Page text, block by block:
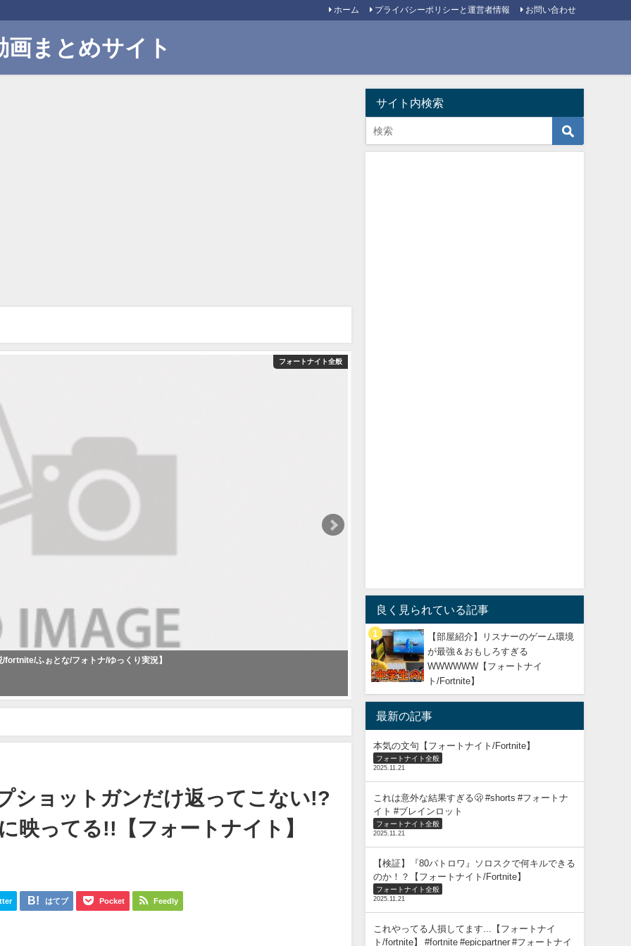
ホーム プライバシーポリシーと運営者情報 お問い合わせ
まとめサイト
フォートナイト全般
ふぉとな/フォトナ/ゆっくり実況】 ウィーク12完全攻略 / クリア方法まとめ【フォートナイト】
2023年6月2日
プショットガンだけ返ってこない!? 謎のエイリアンがティザーに映ってる!!【フォートナイト】
ショットガンだけ返ってこない!?
映ってる!!【フォートナイト】
はてブ Pocket Feedly
サイト内検索
良く見られている記事
【部屋紹介】リスナーのゲーム環境
が最強＆おもしろすぎる
WWWWWW【フォートナイ
ト/Fortnite】
最新の記事
本気の文句【フォートナイト/Fortnite】
フォートナイト全般
2025.11.21
これは意外な結果すぎる🫢 #shorts #フォートナ
イト #ブレインロット
フォートナイト全般
2025.11.21
【検証】『80バトロワ』ソロスクで何キルできる
のか！？【フォートナイト/Fortnite】
フォートナイト全般
2025.11.21
これやってる人損してます...【フォートナイ
ト/fortnite】 #fortnite #epicpartner #フォートナイ